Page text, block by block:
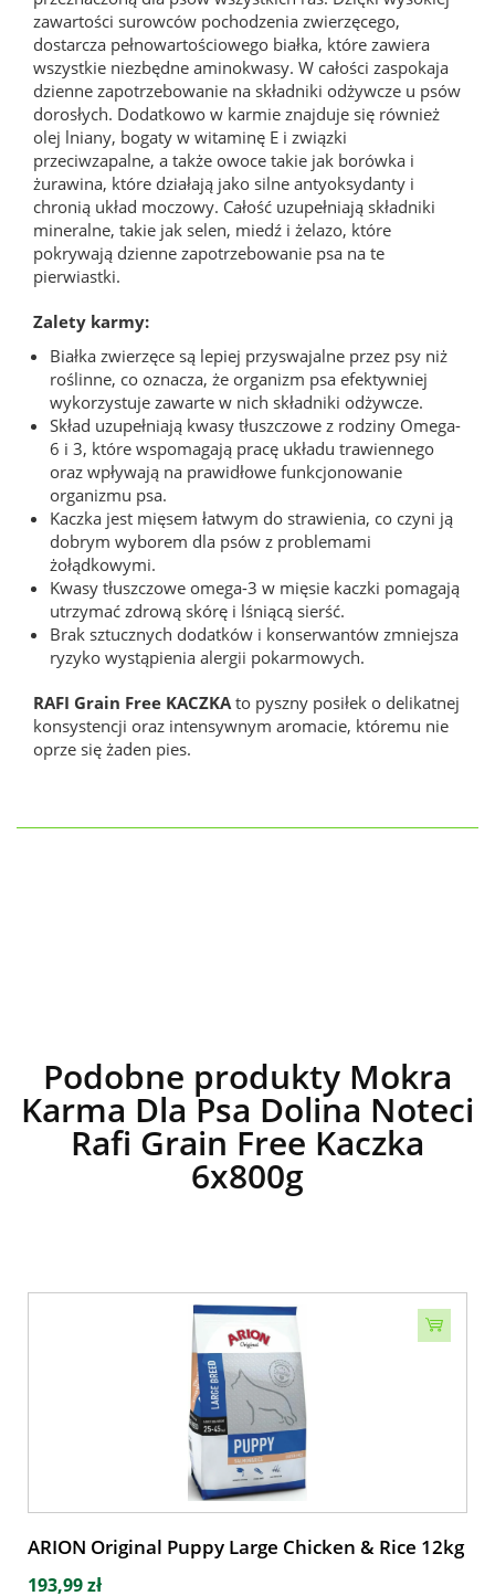
zawartości surowców pochodzenia zwierzęcego,
dostarcza pełnowartościowego białka, które zawiera
wszystkie niezbędne aminokwasy. W całości zaspokaja
dzienne zapotrzebowanie na składniki odżywcze u psów
dorosłych. Dodatkowo w karmie znajduje się również
olej lniany, bogaty w witaminę E i związki
przeciwzapalne, a także owoce takie jak borówka i
żurawina, które działają jako silne antyoksydanty i
chronią układ moczowy. Całość uzupełniają składniki
mineralne, takie jak selen, miedź i żelazo, które
pokrywają dzienne zapotrzebowanie psa na te
pierwiastki.
Zalety karmy:
Białka zwierzęce są lepiej przyswajalne przez psy niż
roślinne, co oznacza, że organizm psa efektywniej
wykorzystuje zawarte w nich składniki odżywcze.
Skład uzupełniają kwasy tłuszczowe z rodziny Omega-
6 i 3, które wspomagają pracę układu trawiennego
oraz wpływają na prawidłowe funkcjonowanie
organizmu psa.
Kaczka jest mięsem łatwym do strawienia, co czyni ją
dobrym wyborem dla psów z problemami
żołądkowymi.
Kwasy tłuszczowe omega-3 w mięsie kaczki pomagają
utrzymać zdrową skórę i lśniącą sierść.
Brak sztucznych dodatków i konserwantów zmniejsza
ryzyko wystąpienia alergii pokarmowych.
RAFI Grain Free KACZKA to pyszny posiłek o delikatnej
konsystencji oraz intensywnym aromacie, któremu nie
oprze się żaden pies.
Podobne produkty Mokra
Karma Dla Psa Dolina Noteci
Rafi Grain Free Kaczka
6x800g
ARION Original Puppy Large Chicken & Rice 12kg
193,99 zł